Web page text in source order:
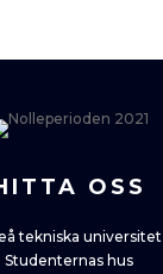
OSS
tekniska universitet
Studenternas hus